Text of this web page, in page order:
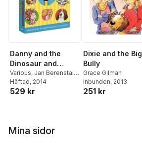
Danny and the
Dinosaur and
Friends: Level One
Box Set
Various, Jan Berenstain ,
Ree Drummond
Gilman,Kevin Henkes
Häftad, 2014
529 kr
Dixie and the Big
Bully
Grace Gilman
Inbunden, 2013
251 kr
Mina sidor